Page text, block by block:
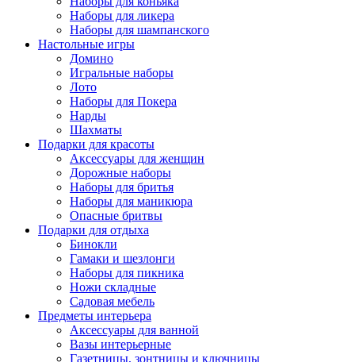
Наборы для ликера
Наборы для шампанского
Настольные игры
Домино
Игральные наборы
Лото
Наборы для Покера
Нарды
Шахматы
Подарки для красоты
Аксессуары для женщин
Дорожные наборы
Наборы для бритья
Наборы для маникюра
Опасные бритвы
Подарки для отдыха
Бинокли
Гамаки и шезлонги
Наборы для пикника
Ножи складные
Садовая мебель
Предметы интерьера
Аксессуары для ванной
Вазы интерьерные
Газетницы, зонтницы и ключницы